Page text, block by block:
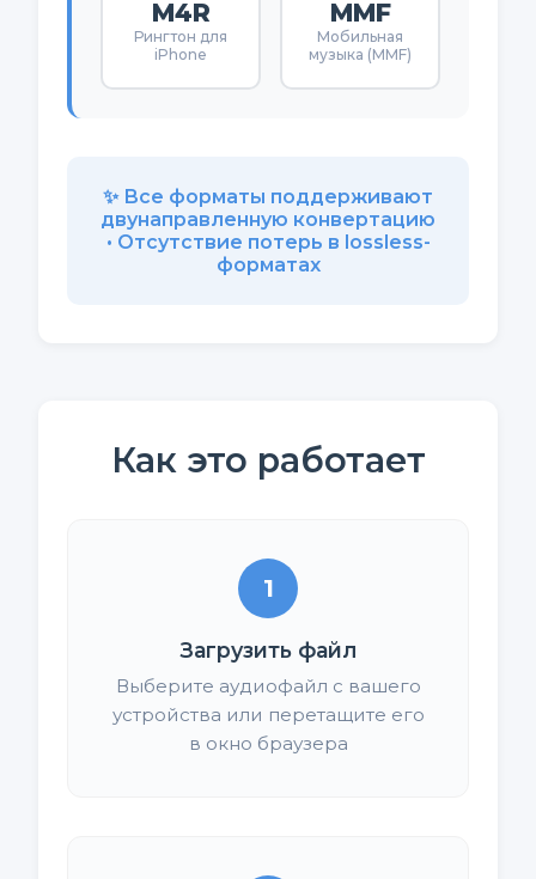
M4R
Рингтон для
iPhone
MMF
Мобильная
музыка (MMF)
✨ Все форматы поддерживают
двунаправленную конвертацию
• Отсутствие потерь в lossless-
форматах
Как это работает
1
Загрузить файл
Выберите аудиофайл с вашего
устройства или перетащите его
в окно браузера